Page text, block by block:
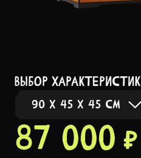
выбор характеристик
90 X 45 X 45 СМ
90 x 45 x 30 см
87 000 ₽